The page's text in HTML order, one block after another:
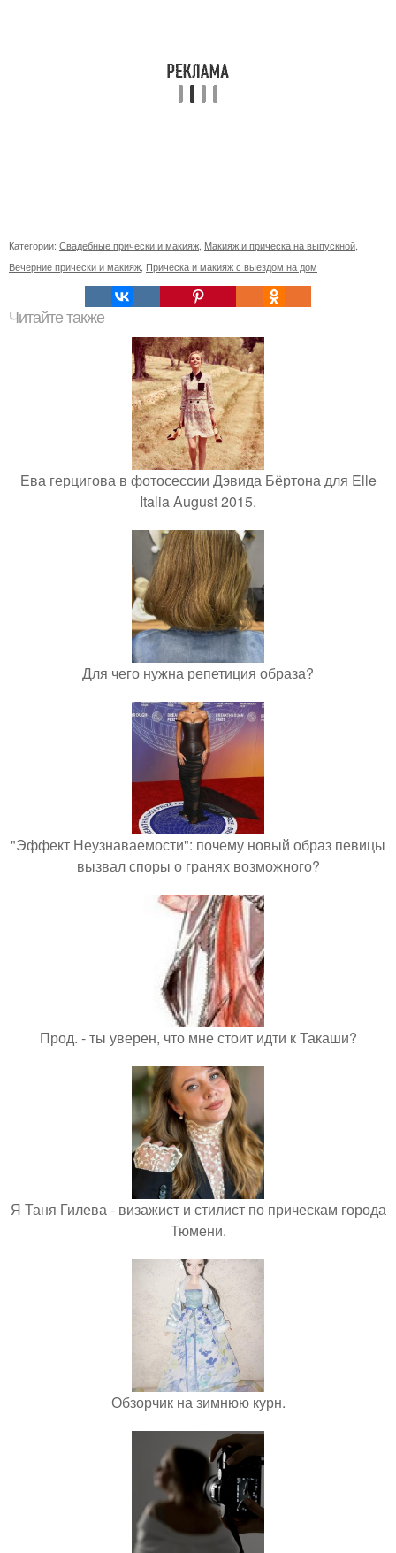
Категории: Свадебные прически и макияж Макияж и прическа на выпускной
Вечерние прически и макияж Прическа и макияж с выездом на дом
Читайте также
Ева герцигова в фотосессии Дэвида Бёртона для Elle
Italia August 2015.
Для чего нужна репетиция образа?
"Эффект Неузнаваемости": почему новый образ певицы
вызвал споры о гранях возможного?
Прод. - ты уверен, что мне стоит идти к Такаши?
Я Таня Гилева - визажист и стилист по прическам города
Тюмени.
Обзорчик на зимнюю курн.